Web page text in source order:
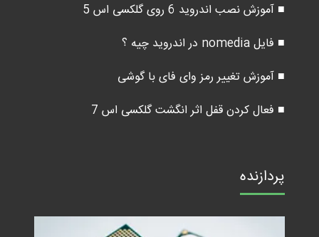
■ آموزش نصب اندروید 6 روی گلکسی اس 5
■ فایل nomedia در اندروید چیه ؟
■ آموزش تغییر رمز وای فای با گوشی
■ فعال کردن قفل اثر انگشت گلکسی اس 7
پردازنده